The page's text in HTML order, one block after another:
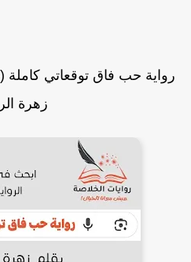
رواية حب فاق توقعاتي كاملة
زهرة